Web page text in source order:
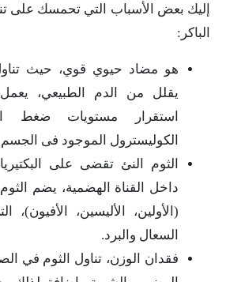
إليك بعض الأسباب التي تحمسك على
الباكر:
هو مضاد حيوي قوي، حيث
يقلل من الدم الطبيعي،
استقرار مستويات ضغط
الكوليسترول الموجود فى
الثوم النئ تقضى على
داخل القناة الهضمية، يضم
(الأولين، الأليسين،
السعال والبرد.
فقدان الوزن، تناول الثوم في